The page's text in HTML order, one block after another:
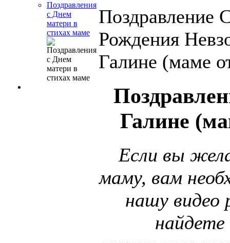
Поздравления
с Днем
матери в
стихах маме
Поздравление
Рождения
Галине (маме
Галине
Если вы
маму, вам
нашу видео
найдете